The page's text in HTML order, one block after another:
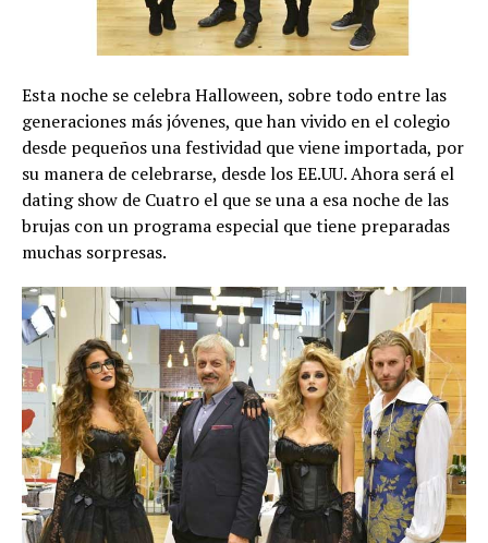
Esta noche se celebra Halloween, sobre todo entre las
generaciones más jóvenes, que han vivido en el colegio
desde pequeños una festividad que viene importada, por
su manera de celebrarse, desde los EE.UU. Ahora será el
dating show de Cuatro el que se una a esa noche de las
brujas con un programa especial que tiene preparadas
muchas sorpresas.